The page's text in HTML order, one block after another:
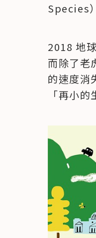
Species
2018 地
而除了老
的速度消
「再小